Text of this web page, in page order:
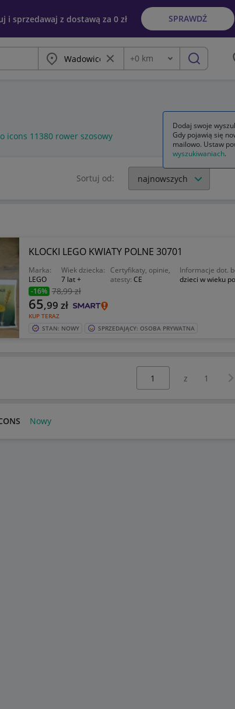
i sprzedawaj z dostawą za 0 zł SPRAWDŹ
Miasto Wyczyść frazę
Odległość
+0 km szukaj
icons 11380 rower szosowy
Sortuj od:
KLOCKI LEGO KWIATY POLNE 30701
Marka:
LEGO
Wiek dziecka:
7 lat +
Certyfikaty, opinie,
atesty: CE
Informacje dot.
dzieci w wieku
-16% 78,99 zł
KUP TERAZ
65,99 zł
STAN: NOWY SPRZEDAJĄCY: OSOBA PRYWATNA
z 1
Nowy
Dodaj swoje
Gdy pojawią się
mailowo. Ustaw
wyszukiwaniach.